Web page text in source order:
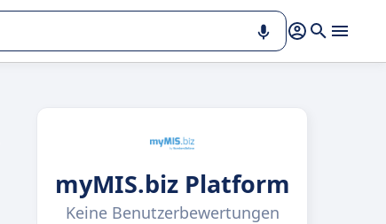
myMIS.biz Platform
Keine Benutzerbewertungen